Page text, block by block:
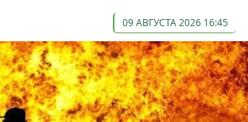
09 АВГУСТА 2026 16:45